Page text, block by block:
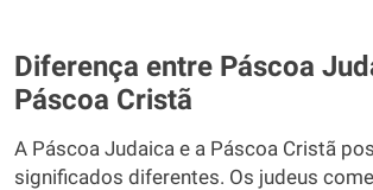
Diferença entre Páscoa
Páscoa Cristã
A Páscoa Judaica e a Páscoa Cristã
significados diferentes. Os judeus